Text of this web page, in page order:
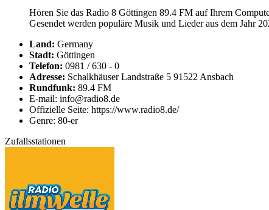
Hören Sie das Radio 8 Göttingen 89.4 FM auf Ihrem
Gesendet werden populäre Musik und Lieder aus dem Jahr
Land: Germany
Stadt: Göttingen
Telefon: 0981 / 630 - 0
Adresse: Schalkhäuser Landstraße 5 91522 Ansbach
Rundfunk: 89.4 FM
E-mail: info@radio8.de
Offizielle Seite: https://www.radio8.de/
Genre: 80-er
Zufallsstationen